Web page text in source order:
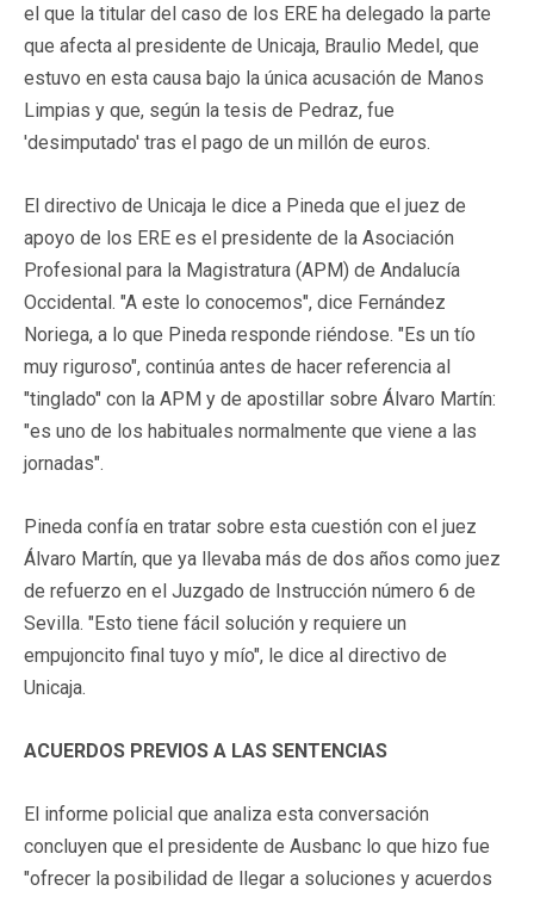
el que la titular del caso de los ERE ha delegado la parte
que afecta al presidente de Unicaja, Braulio Medel, que
estuvo en esta causa bajo la única acusación de Manos
Limpias y que, según la tesis de Pedraz, fue
'desimputado' tras el pago de un millón de euros.
El directivo de Unicaja le dice a Pineda que el juez de
apoyo de los ERE es el presidente de la Asociación
Profesional para la Magistratura (APM) de Andalucía
Occidental. "A este lo conocemos", dice Fernández
Noriega, a lo que Pineda responde riéndose. "Es un tío
muy riguroso", continúa antes de hacer referencia al
"tinglado" con la APM y de apostillar sobre Álvaro Martín:
"es uno de los habituales normalmente que viene a las
jornadas".
Pineda confía en tratar sobre esta cuestión con el juez
Álvaro Martín, que ya llevaba más de dos años como juez
de refuerzo en el Juzgado de Instrucción número 6 de
Sevilla. "Esto tiene fácil solución y requiere un
empujoncito final tuyo y mío", le dice al directivo de
Unicaja.
ACUERDOS PREVIOS A LAS SENTENCIAS
El informe policial que analiza esta conversación
concluyen que el presidente de Ausbanc lo que hizo fue
"ofrecer la posibilidad de llegar a soluciones y acuerdos